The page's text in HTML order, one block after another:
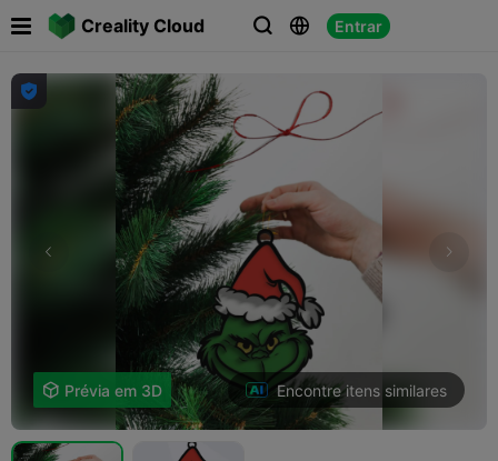
Creality Cloud   Entrar

 Prévia em 3D Encontre itens similares